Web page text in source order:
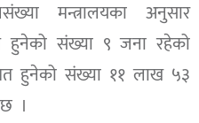
मन्त्रालयका अनुसार
हुनेको संख्या ९ जना रहेको
हुनेको संख्या ११ लाख ५३
।